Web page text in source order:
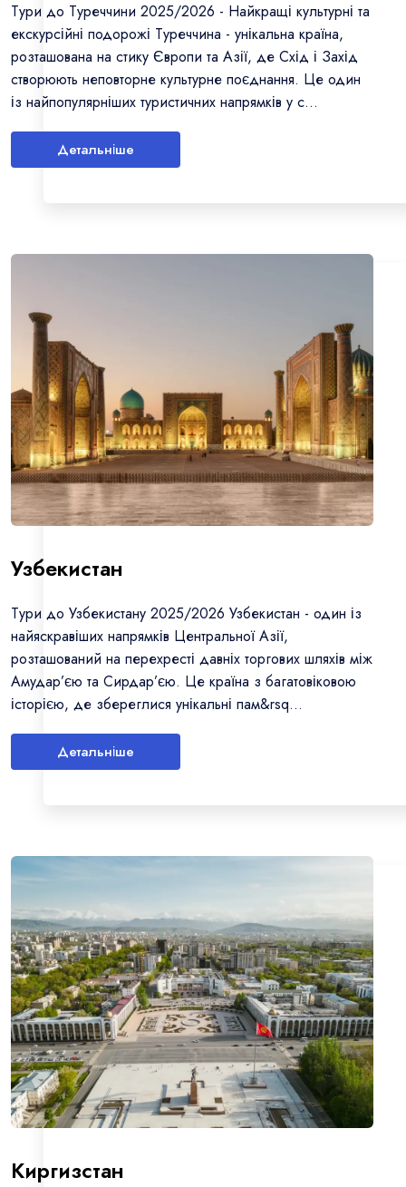
Тури до Туреччини 2025/2026 - Найкращі культурні та
екскурсійні подорожі Туреччина - унікальна країна,
розташована на стику Європи та Азії, де Схід і Захід
створюють неповторне культурне поєднання. Це один
із найпопулярніших туристичних напрямків у с...
Детальніше
Узбекистан
Тури до Узбекистану 2025/2026 Узбекистан - один із
найяскравіших напрямків Центральної Азії,
розташований на перехресті давніх торгових шляхів між
Амудар’єю та Сирдар’єю. Це країна з багатовіковою
історією, де збереглися унікальні пам&rsq...
Детальніше
Киргизстан